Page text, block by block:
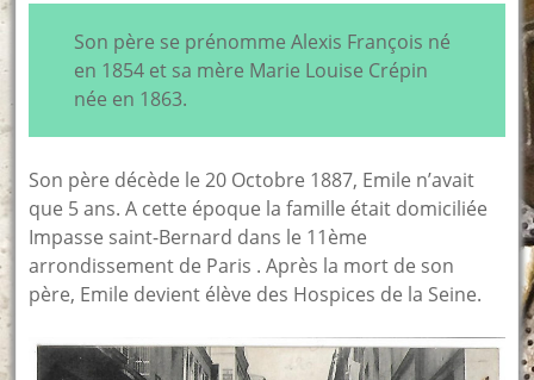
Son père se prénomme Alexis François né
en 1854 et sa mère Marie Louise Crépin
née en 1863.
Son père décède le 20 Octobre 1887, Emile n’avait
que 5 ans. A cette époque la famille était domiciliée
Impasse saint-Bernard dans le 11ème
arrondissement de Paris . Après la mort de son
père, Emile devient élève des Hospices de la Seine.